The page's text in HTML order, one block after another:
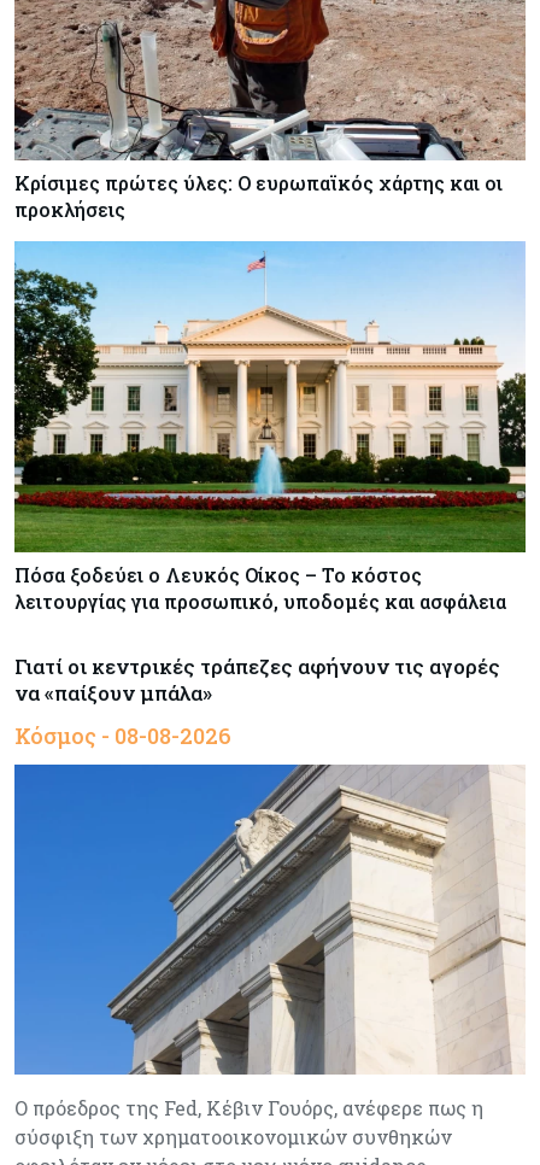
Κρίσιμες πρώτες ύλες: Ο ευρωπαϊκός χάρτης και οι
προκλήσεις
Πόσα ξοδεύει ο Λευκός Οίκος – Το κόστος
λειτουργίας για προσωπικό, υποδομές και ασφάλεια
Γιατί οι κεντρικές τράπεζες αφήνουν τις αγορές
να «παίξουν μπάλα»
Κόσμος - 08-08-2026
Ο πρόεδρος της Fed, Κέβιν Γουόρς, ανέφερε πως η
σύσφιξη των χρηματοοικονομικών συνθηκών